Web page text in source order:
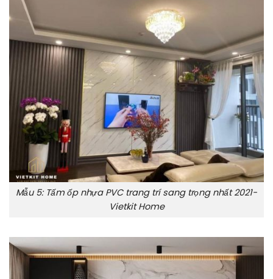
Mẫu 5: Tấm ốp nhựa PVC trang trí sang trọng nhất 2021-
Vietkit Home